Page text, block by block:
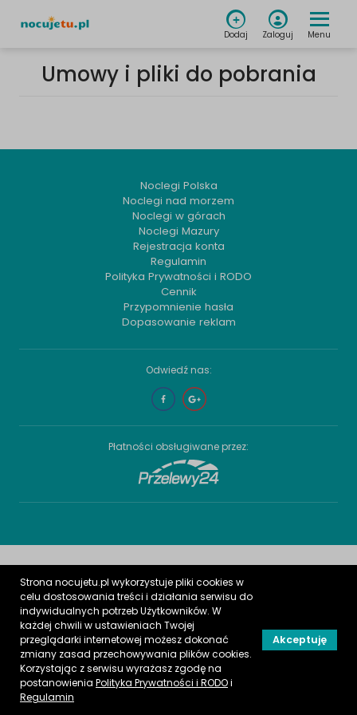
Dodaj Zaloguj Menu
Umowy i pliki do pobrania
Noclegi Polska
Noclegi nad morzem
Noclegi w górach
Noclegi Mazury
Rejestracja konta
Regulamin
Polityka Prywatności i RODO
Cennik
Przypomnienie hasła
Dopasowanie reklam
Płatności obsługiwane przez:
Odwiedź nas:
Strona nocujetu.pl wykorzystuje pliki cookies w
celu dostosowania treści i działania serwisu do
indywidualnych potrzeb Użytkowników. W
każdej chwili w ustawieniach Twojej
przeglądarki internetowej możesz dokonać
zmiany zasad przechowywania plików cookies.
Korzystając z serwisu wyrażasz zgodę na
postanowienia Polityka Prywatności i RODOi
Regulamin
Akceptuję